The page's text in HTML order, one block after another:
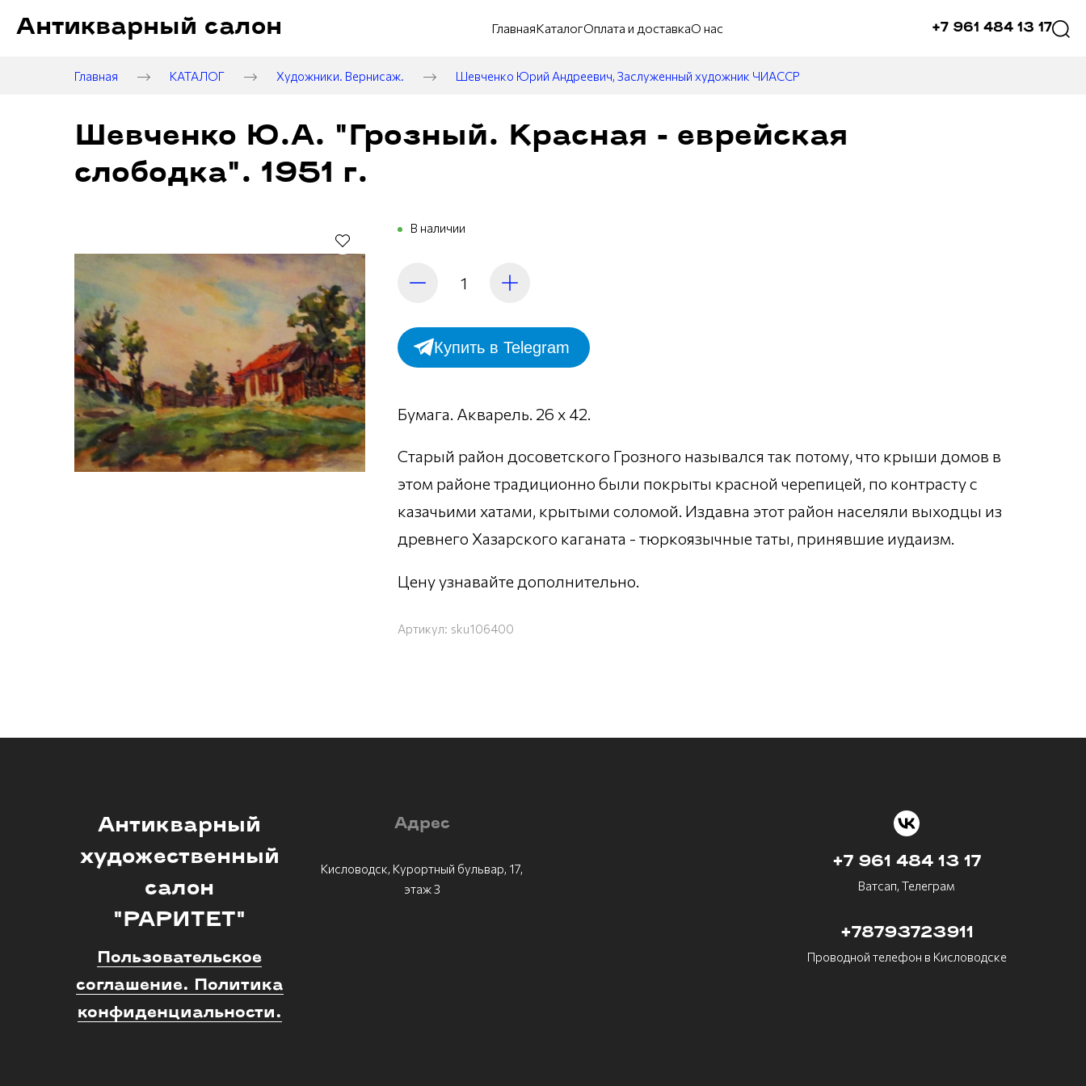
Антикварный салон ГлавнаяКаталогОплата и доставкаО нас +7 961 484 13 17
Главная КАТАЛОГ Художники. Вернисаж. Шевченко Юрий Андреевич, Заслуженный художник ЧИАССР
Шевченко Ю.А. "Грозный. Красная - еврейская
слободка". 1951 г.
В наличии
Купить в Telegram
Бумага. Акварель. 26 х 42.
Старый район досоветского Грозного назывался так потому, что крыши домов в
этом районе традиционно были покрыты красной черепицей, по контрасту с
казачьими хатами, крытыми соломой. Издавна этот район населяли выходцы из
древнего Хазарского каганата - тюркоязычные таты, принявшие иудаизм.
Цену узнавайте дополнительно.
Артикул: sku106400
Антикварный
художественный
салон
"РАРИТЕТ"
Пользовательское
соглашение. Политика
конфиденциальности.
Адрес
Кисловодск, Курортный бульвар, 17,
этаж 3
+7 961 484 13 17
Ватсап, Телеграм
+78793723911
Проводной телефон в Кисловодске